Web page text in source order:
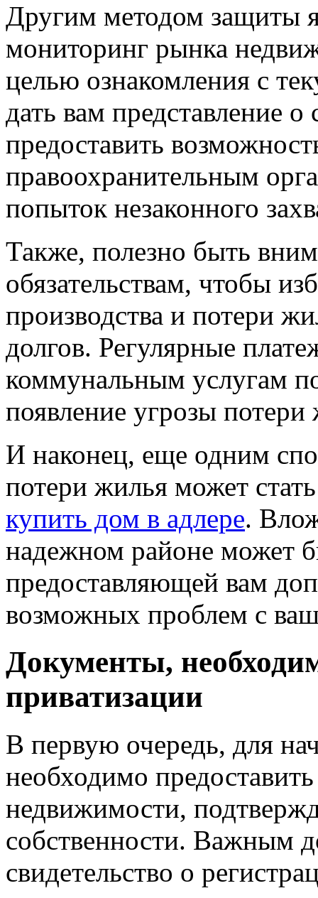
Другим методом защиты
мониторинг рынка
целью ознакомления с
дать вам представление
предоставить
правоохранительным
попыток незаконного
Также, полезно быть
обязательствам, чтобы
производства и потери
долгов. Регулярные
коммунальным услугам
появление угрозы потери
И наконец, еще одним
потери жилья может
купить дом в адлере.
надежном районе может
предоставляющей вам
возможных проблем с
Документы,
приватизации
В первую очередь, для
необходимо
недвижимости,
собственности. Важным
свидетельство о